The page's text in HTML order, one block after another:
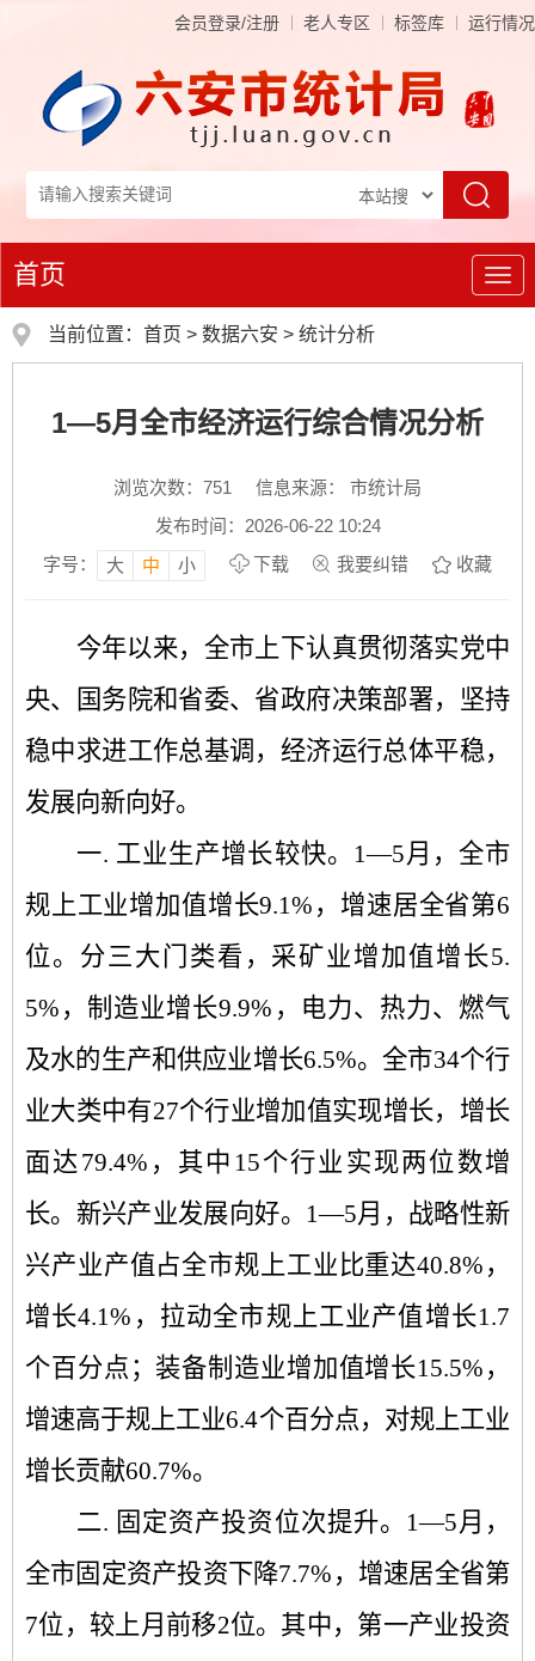
会员登录/注册 老人专区 标签库 运行情况
导
航
首页
当前位置： 首页 > 数据六安 > 统计分析
1—5月全市经济运行综合情况分析
浏览次数： 751
信息来源： 市统计局
发布时间：2026-06-22 10:24
字号：
大 中 小 下载 我要纠错 收藏
今年以来，全市上下认真贯彻落实党中
央、国务院和省委、省政府决策部署，坚持
稳中求进工作总基调，经济运行总体平稳，
发展向新向好。
一. 工业生产增长较快。 1—5月，全市
规上工业增加值增长9.1% ，增速居全省第6
位。分三大门类看，采矿业增加值增长5.
5% ，制造业增长9.9% ，电力、热力、燃气
及水的生产和供应业增长6.5%。全市34个行
业大类中有27个行业增加值实现增长，增长
面达 79.4% ，其中 15个行业实现两位数增
长。新兴产业发展向好。 1—5月， 战略性新
兴产业产值占全市规上工业比重达40.8% ，
增长4.1% ，拉动全市规上工业产值增长1.7
个百分点 ；装备制造业增加值增长15.5% ，
增速高于规上工业6.4个百分点，对规上工业
增长贡献60.7%。
二. 固定资产投资位次提升。 1—5月，
全市固定资产投资下降7.7% ，增速居全省第
7位，较上月前移2位。其中，第一产业投资